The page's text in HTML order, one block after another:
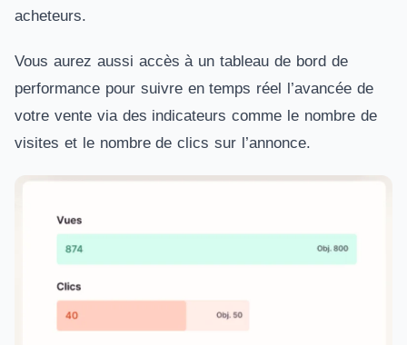
acheteurs.
Vous aurez aussi accès à un tableau de bord de
performance pour suivre en temps réel l’avancée de
votre vente via des indicateurs comme le nombre de
visites et le nombre de clics sur l’annonce.